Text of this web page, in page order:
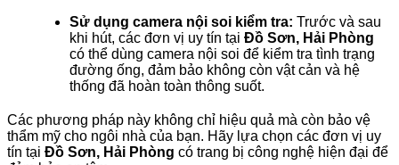
Sử dụng camera nội soi kiểm tra: Trước và sau
khi hút, các đơn vị uy tín tại Đồ Sơn, Hải Phòng
có thể dùng camera nội soi để kiểm tra tình trạng
đường ống, đảm bảo không còn vật cản và hệ
thống đã hoàn toàn thông suốt.
Các phương pháp này không chỉ hiệu quả mà còn bảo vệ
thẩm mỹ cho ngôi nhà của bạn. Hãy lựa chọn các đơn vị uy
tín tại Đồ Sơn, Hải Phòng có trang bị công nghệ hiện đại để